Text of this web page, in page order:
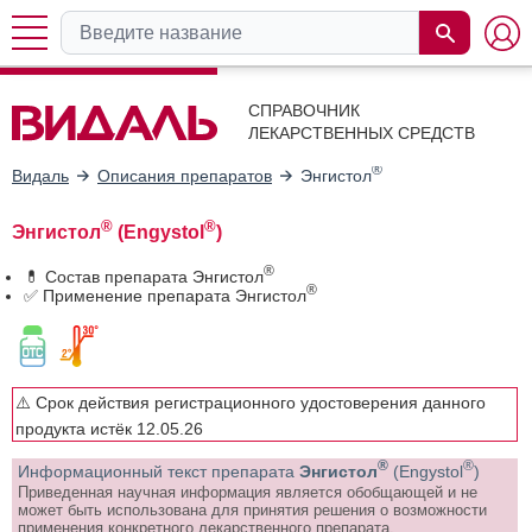
СПРАВОЧНИК
ЛЕКАРСТВЕННЫХ СРЕДСТВ
Видаль Описания препаратов Энгистол®
Энгистол® (Engystol ®)
💊 Состав препарата Энгистол®
✅ Применение препарата Энгистол®
⚠️ Срок действия регистрационного удостоверения данного
продукта истёк 12.05.26
Информационный текст препарата Энгистол® (Engystol®)
Приведенная научная информация является обобщающей и не
может быть использована для принятия решения о возможности
применения конкретного лекарственного препарата.